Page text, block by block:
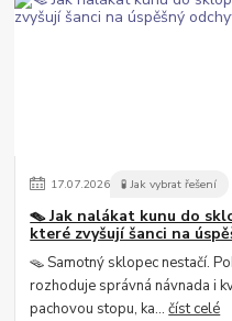
17.07.2026 🧪 Jak vybrat řešení
🪤 Jak nalákat kunu do
které zvyšují šanci na
🪤 Samotný sklopec nestačí.
rozhoduje správná návnada i
pachovou stopu, ka...číst celé